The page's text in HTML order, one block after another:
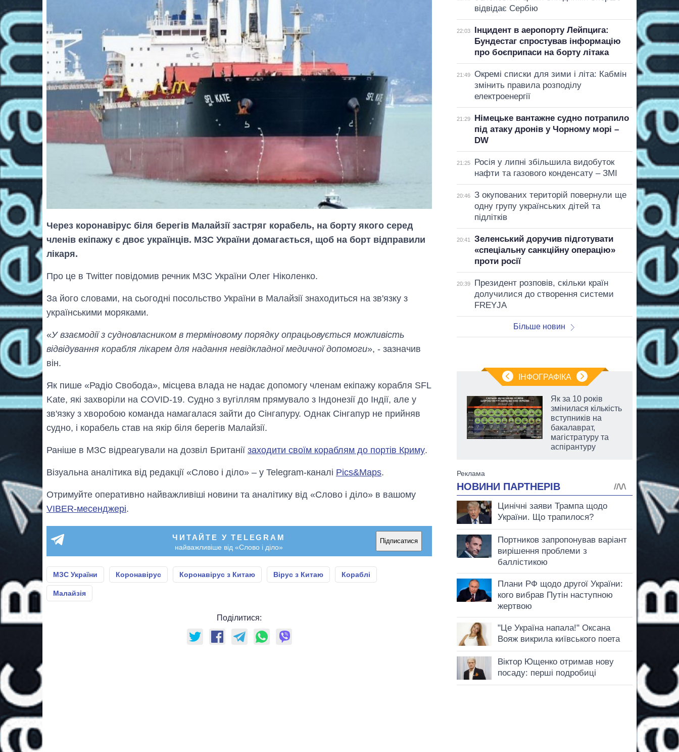
Через коронавірус біля берегів Малайзії застряг корабель, на борту якого серед
членів екіпажу є двоє українців. МЗС України домагається, щоб на борт відправили
лікаря.
Про це в Twitter повідомив речник МЗС України Олег Ніколенко.
За його словами, на сьогодні посольство України в Малайзії знаходиться на зв'язку з
українськими моряками.
«У взаємодії з судновласником в терміновому порядку опрацьовується можливість
відвідування корабля лікарем для надання невідкладної медичної допомоги», - зазначив
він.
Як пише «Радіо Свобода», місцева влада не надає допомогу членам екіпажу корабля SFL
Kate, які захворіли на COVID-19. Судно з вугіллям прямувало з Індонезії до Індії, але у
зв'язку з хворобою команда намагалася зайти до Сінгапуру. Однак Сінгапур не прийняв
судно, і корабель став на якір біля берегів Малайзії.
Раніше в МЗС відреагували на дозвіл Британії заходити своїм кораблям до портів Криму.
Візуальна аналітика від редакції «Слово і діло» – у Telegram-каналі Pics&Maps.
Отримуйте оперативно найважливіші новини та аналітику від «Слово і діло» в вашому
VIBER-месенджері.
ЧИТАЙТЕ У TELEGRAM
найважливіше від «Слово і діло»
Підписатися
МЗС України Коронавірус Коронавірус з Китаю Вірус з Китаю Кораблі
Малайзія
Поділитися:
відвідає Сербію
22:03
Інцидент в аеропорту Лейпцига:
Бундестаг спростував інформацію
про боєприпаси на борту літака
21:49
Окремі списки для зими і літа: Кабмін
змінить правила розподілу
електроенергії
21:29
Німецьке вантажне судно потрапило
під атаку дронів у Чорному морі –
DW
21:25
Росія у липні збільшила видобуток
нафти та газового конденсату – ЗМІ
20:46
З окупованих територій повернули ще
одну групу українських дітей та
підлітків
20:41
Зеленський доручив підготувати
«спеціальну санкційну операцію»
проти росії
20:39
Президент розповів, скільки країн
долучилися до створення системи
FREYJA
Більше новин
ІНФОГРАФІКА
Скільки картоплі
вирощували в
Україні до і під час
Як за 10 років
змінилася кількість
вступників на
бакалаврат,
магістратуру та
аспірантуру